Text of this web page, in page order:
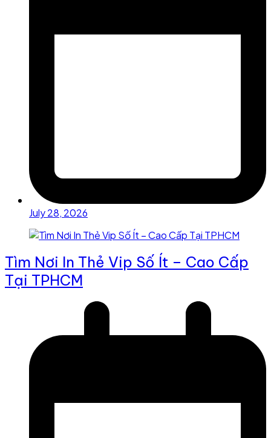
July 28, 2026
Tìm Nơi In Thẻ Vip Số Ít – Cao Cấp
Tại TPHCM